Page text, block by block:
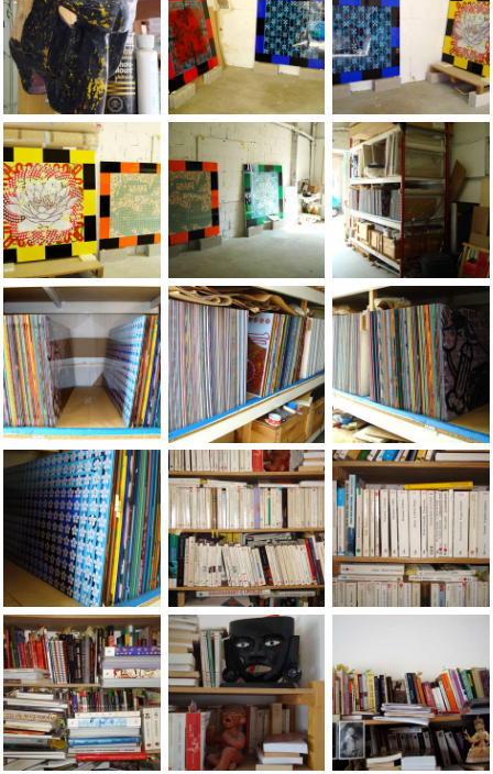
Jean-Pierre Sergent, view of the BesanÃÂ§on's studio, The
A FEW PHOTOS OF THE JEAN-PIERRE
A FEW PHOTOS
A FEW PHOTOS OF THE JEAN-PIERRE SERGENT
A FEW PHOTOS OF THE JEAN-PIERRE
A FEW PHOTOS
A FEW PHOTOS OF THE JEAN-PIERRE SERGENT
A FEW PHOTOS OF THE JEAN-PIERRE
A FEW PHOTOS
A FEW PHOTOS OF THE JEAN-PIERRE SERGENT
A FEW PHOTOS OF THE JEAN-PIERRE
A FEW PHOTOS